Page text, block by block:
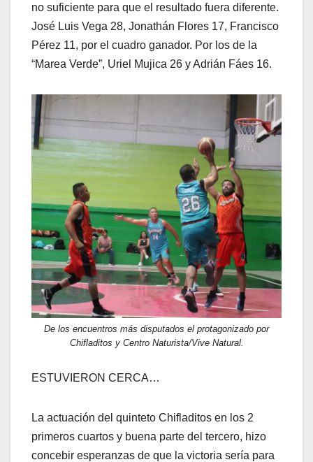
no suficiente para que el resultado fuera diferente.
José Luis Vega 28, Jonathán Flores 17, Francisco
Pérez 11, por el cuadro ganador. Por los de la
“Marea Verde”, Uriel Mujica 26 y Adrián Fáes 16.
De los encuentros más disputados el protagonizado por
Chifladitos y Centro Naturista/Vive Natural.
ESTUVIERON CERCA…
La actuación del quinteto Chifladitos en los 2
primeros cuartos y buena parte del tercero, hizo
concebir esperanzas de que la victoria sería para